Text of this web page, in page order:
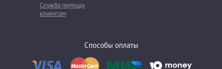
Служба помощи
клиентам
Способы оплаты